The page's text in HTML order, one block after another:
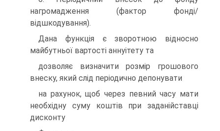
нагромадження (фактор фонді/
відшкодування).
Дана функція є зворотною відносно
майбутньої вартості аннуітету та
дозволяє визначити розмір грошового
внеску, який слід періодично депонувати
на рахунок, щоб через певний часу мати
необхідну суму коштів при заданійставці
дисконту